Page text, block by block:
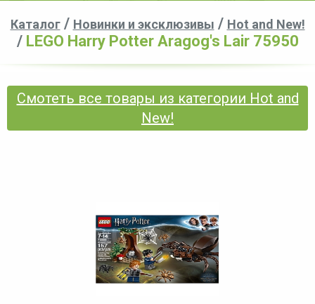
Каталог/ Новинки и эксклюзивы / Hot and New!
/ LEGO Harry Potter Aragog's Lair 75950
Смотеть все товары из категории Hot and
New!